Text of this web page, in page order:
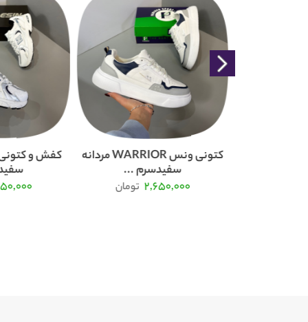
کتونی ونس WARRIOR مردانه
سفیدسرم ...
2,650,000 تومان